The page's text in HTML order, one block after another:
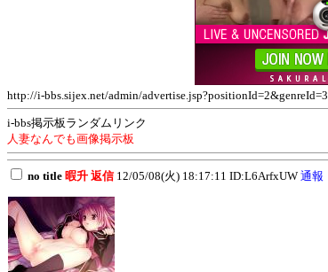
http://i-bbs.sijex.net/admin/advertise.jsp?positionId=2&genreId=3
i-bbs掲示板ランダムリンク
人妻なんでも画像掲示板
no title 暇升 返信 12/05/08(火) 18:17:11 ID:L6ArfxUW 通報